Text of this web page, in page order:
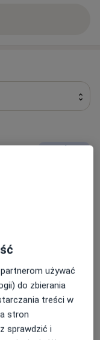
Popularna
Popularna
używać
do zbierania
treści w
stron
sprawdzić i